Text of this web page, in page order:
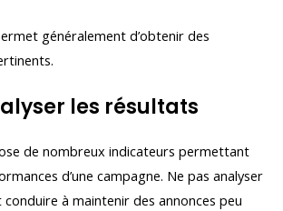
généralement d’obtenir des
les résultats
de nombreux indicateurs permettant
d’une campagne. Ne pas analyser
à maintenir des annonces peu